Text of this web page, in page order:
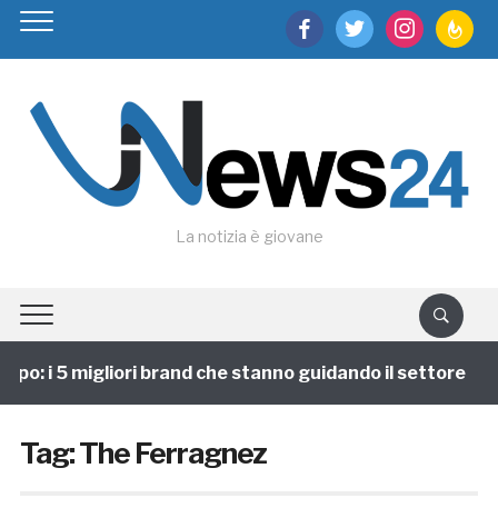
facebooktwitter instagram
La notizia è giovane
i 5 migliori brand che stanno guidando il settore
Tag:The Ferragnez